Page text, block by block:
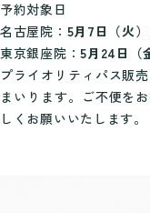
予約対象日
名古屋院： 5月7日（火）
東京銀座院：5月24日（
プライオリティパス販
まいります。ご不便を
しくお願いいたします。